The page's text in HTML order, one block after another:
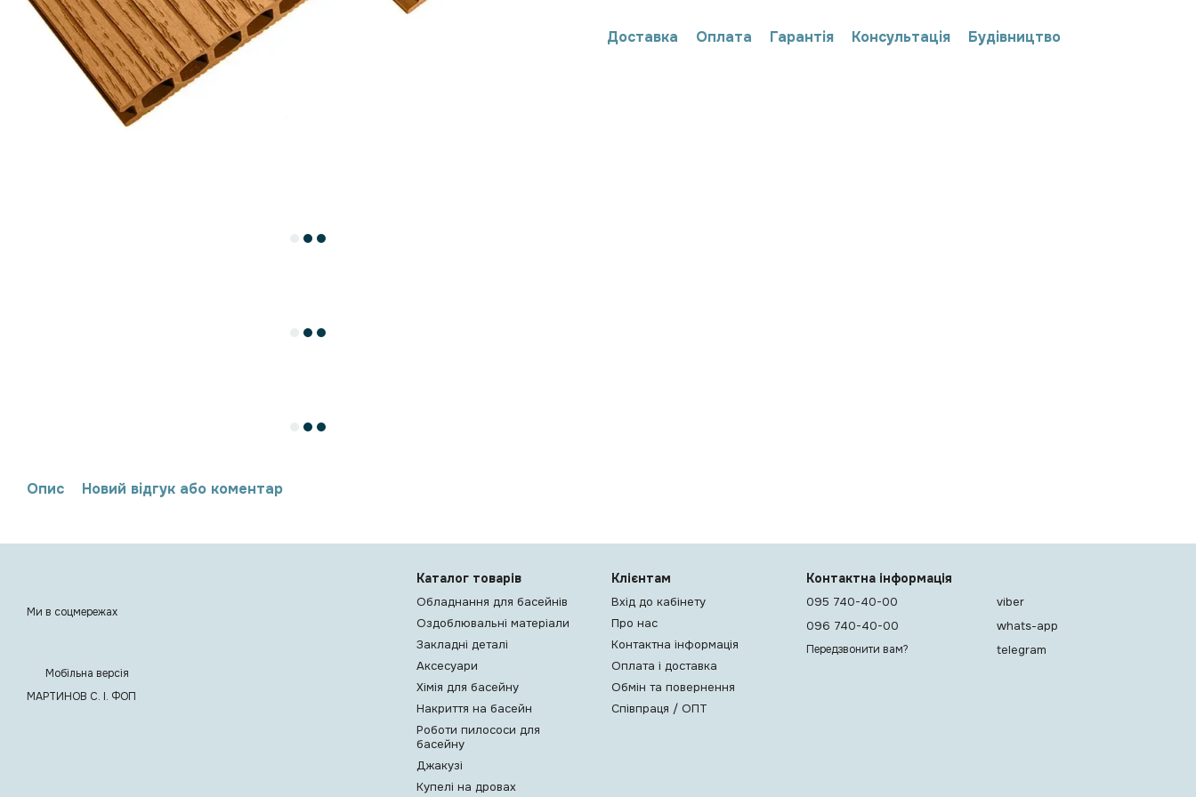
Доставка Оплата Гарантія Консультація Будівництво
Опис Новий відгук або коментар
Ми в соцмережах
Мобільна версія
МАРТИНОВ С. I. ФОП
Каталог товарів
Обладнання для басейнів
Оздоблювальні матеріали
Закладні деталі
Аксесуари
Хімія для басейну
Накриття на басейн
Роботи пилососи для
басейну
Джакузі
Купелі на дровах
Клієнтам
Вхід до кабінету
Про нас
Контактна інформація
Оплата і доставка
Обмін та повернення
Співпраця / ОПТ
Контактна інформація
095 740-40-00
096 740-40-00
Передзвонити вам?
viber
whats-app
telegram